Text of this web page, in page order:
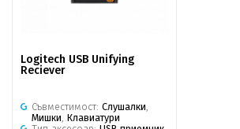
Logitech USB Unifying
Reciever
Съвместимост: Слушалки
Мишки Клавиатури